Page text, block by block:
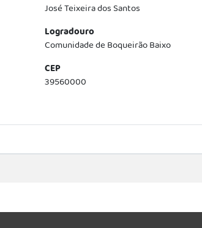
José Teixeira dos Santos
Logradouro
Comunidade de Boqueirão Baixo
CEP
39560000